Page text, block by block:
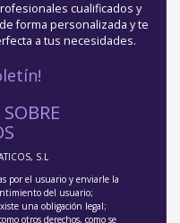
cualificados y
forma personalizada y te
a tus necesidades.
S.L
por el usuario y enviarle la
del usuario;
una obligación legal;
otros derechos, como se